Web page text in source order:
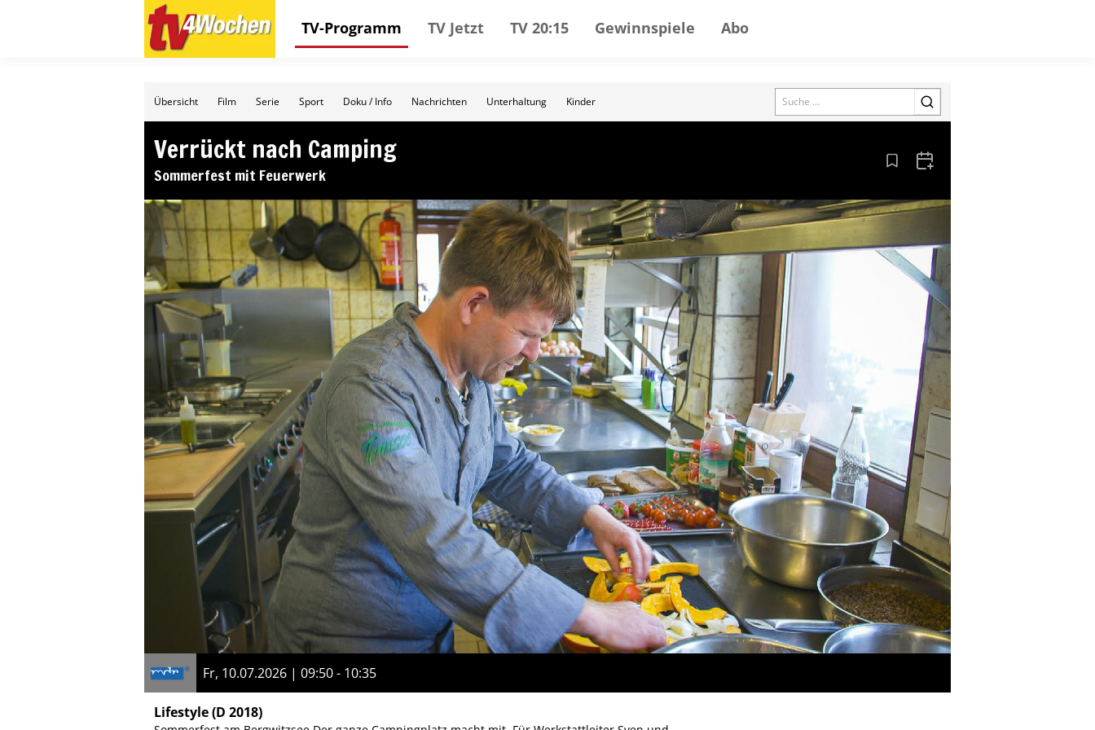
TV-Programm TV Jetzt TV 20:15 Gewinnspiele Abo
Übersicht Film Serie Sport Doku / Info Nachrichten Unterhaltung Kinder Search
Verrückt nach Camping
Sommerfest mit Feuerwerk Aus den Lesezeichen entfernen
Zum Kalender hinzufügen
Fr, 10.07.2026 | 09:50 - 10:35
Lifestyle(D 2018)